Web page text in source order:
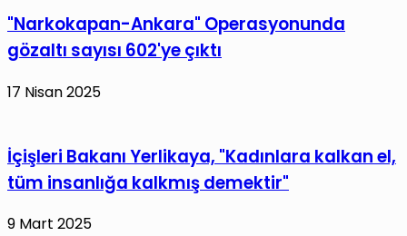
"Narkokapan-Ankara" Operasyonunda
gözaltı sayısı 602'ye çıktı
17 Nisan 2025
İçişleri Bakanı Yerlikaya, "Kadınlara kalkan el,
tüm insanlığa kalkmış demektir"
9 Mart 2025